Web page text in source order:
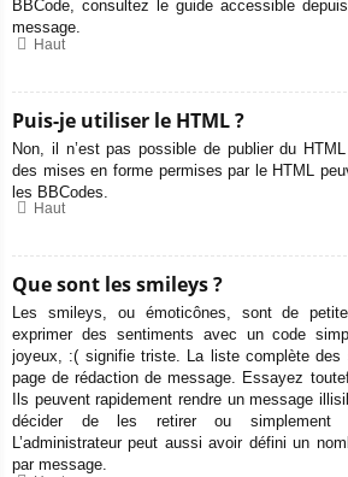
BBCode, consultez le guide accessible
message.
Haut
Puis-je utiliser le HTML ?
Non, il n’est pas possible de publier du
des mises en forme permises par le HTML
les BBCodes.
Haut
Que sont les smileys ?
Les smileys, ou émoticônes, sont de
exprimer des sentiments avec un code
joyeux, :( signifie triste. La liste complète
page de rédaction de message. Essayez
Ils peuvent rapidement rendre un message
décider de les retirer ou simplement
L’administrateur peut aussi avoir défini un
par message.